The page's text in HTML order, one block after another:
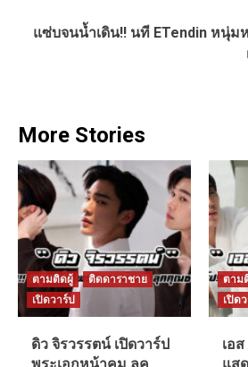
แซ่บจนน้ำเดิน!! นที ETendin หนุ่
More Stories
ตามติดผู้
ติดดาราชาย
เปิดวาร์ป
ดิว จิรวรรตน์ เปิดวาร์ป
ตาม
เปิด
เอ